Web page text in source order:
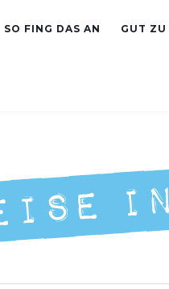
SO FING DAS AN GUT ZU